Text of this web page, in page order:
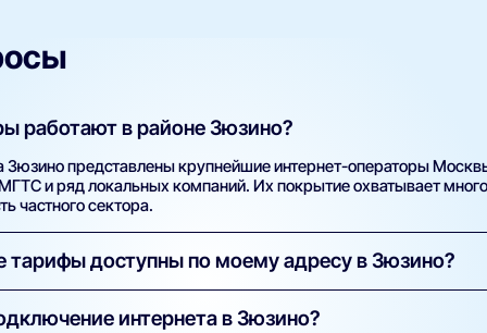
работают в районе Зюзино?
Зюзино представлены крупнейшие интернет-операторы
и ряд локальных компаний. Их покрытие охватывает
частного сектора.
тарифы доступны по моему адресу в Зюзино?
и тарифов с указанием скорости, стоимости,
интернета в Зюзино?